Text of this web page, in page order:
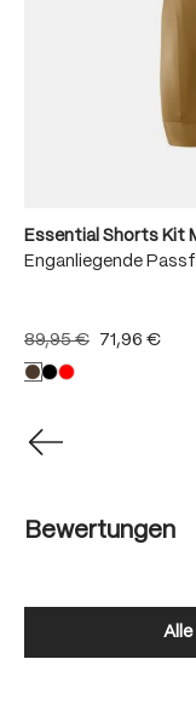
Essential Shorts Kit
Enganliegende
89,95 € 71,96 €
Bewertungen
Alle